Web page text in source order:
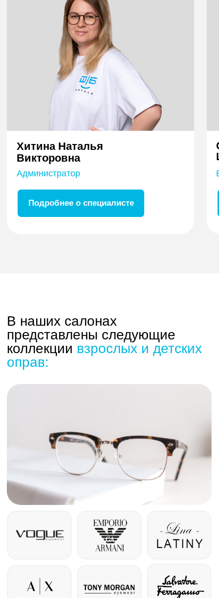
Для активной жизни, для людей
занимающихся спортом
Мы можем предложить контактные линзы,
аксессуары и средства по уходу за ними
крупнейших производителей:
У вас остались
вопросы?
Просто свяжитесь с нами, специалист поможет
определиться с выбором.
Отправить